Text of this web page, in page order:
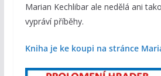
Marian Kechlibar ale nedělá ani
vypráví příběhy.
Kniha je ke koupi na stránce